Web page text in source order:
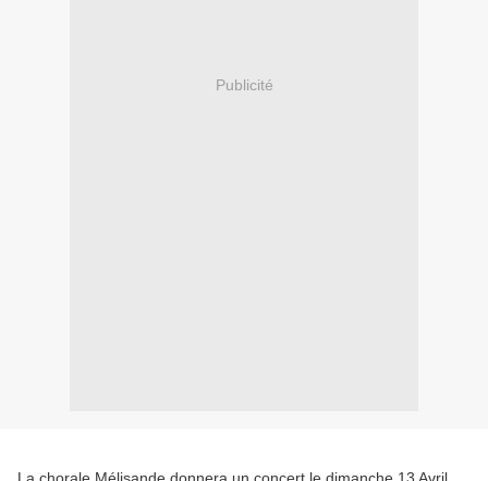
Publicité